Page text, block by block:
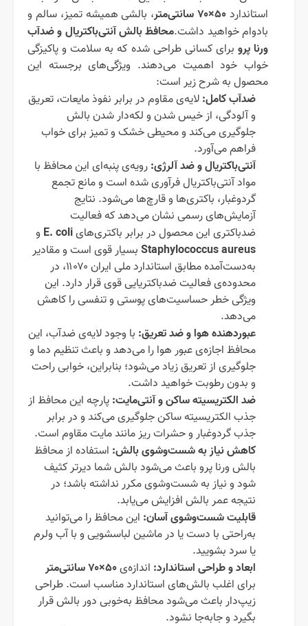
استاندارد ۵۰×۷۰سانتی‌متر، بالشی همیشه تمیز، سالم و
بادوام خواهید داشت.محافظ بالش آنتی‌باکتریال و ضدآب
ورنا پرو برای کسانی طراحی شده که به سلامت و پاکیزگی
خواب خود اهمیت می‌دهند. ویژگی‌های برجسته این
محصول به شرح زیر است:
ضدآب کامل: لایه‌ی مقاوم در برابر نفوذ مایعات، تعریق
و آلودگی، از خیس شدن و لکه‌دار شدن بالش
جلوگیری می‌کند و محیطی خشک و تمیز برای خواب
فراهم می‌آورد.
آنتی‌باکتریال و ضد آلرژی: رویه‌ی پنبه‌ای این محافظ با
مواد آنتی‌باکتریال فرآوری شده است و مانع تجمع
گردوغبار، باکتری‌ها و قارچ‌ها می‌شود. نتایج
آزمایش‌های رسمی نشان می‌دهد که فعالیت
ضدباکتری این محصول در برابر باکتری‌هایE. coli و
Staphylococcus aureus بسیار قوی است و مقادیر
به‌دست‌آمده مطابق استاندارد ملی ایران ۱۱۰۷۰، در
محدوده‌ی فعالیت ضدباکتریایی قوی قرار دارد. این
ویژگی خطر حساسیت‌های پوستی و تنفسی را کاهش
می‌دهد.
عبوردهنده هوا و ضد تعریق: با وجود لایه‌ی ضدآب، این
محافظ اجازه‌ی عبور هوا را می‌دهد و باعث تنظیم دما و
جلوگیری از تعریق زیاد می‌شود؛ بنابراین، خوابی راحت
و بدون رطوبت خواهید داشت.
ضد الکتریسیته ساکن و آنتی‌مایت: پارچه این محافظ از
جذب الکتریسیته ساکن جلوگیری می‌کند و در برابر
جذب گردوغبار و حشرات ریز مانند مایت مقاوم است.
کاهش نیاز به شست‌وشوی بالش: استفاده از محافظ
بالش ورنا پرو باعث می‌شود بالش شما دیرتر کثیف
شود و نیاز به شست‌وشوی مکرر نداشته باشد؛ در
نتیجه عمر بالش افزایش می‌یابد.
قابلیت شست‌وشوی آسان: این محافظ را می‌توانید
به‌راحتی با دست یا در ماشین لباسشویی و با آب ولرم
یا سرد بشویید.
ابعاد و طراحی استاندارد: اندازه‌ی۵۰×۷۰سانتی‌متر
برای اغلب بالش‌های استاندارد مناسب است. طراحی
زیپ‌دار باعث می‌شود محافظ به‌خوبی دور بالش قرار
بگیرد و جابه‌جا نشود.